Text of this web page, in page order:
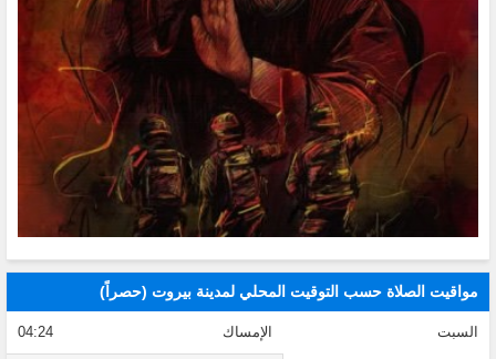
مواقيت الصلاة حسب التوقيت المحلي لمدينة بيروت (حصراً)
السبت الإمساك 04:24